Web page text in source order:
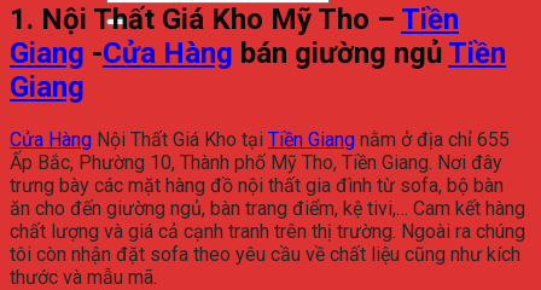
1. Nội Thất Giá Kho Mỹ Tho – Tiền
Giang -Cửa Hàng bán giường ngủ Tiền
Giang
Cửa Hàng Nội Thất Giá Kho tại Tiền Giang nằm ở địa chỉ 655
Ấp Bắc, Phường 10, Thành phố Mỹ Tho, Tiền Giang. Nơi đây
trưng bày các mặt hàng đồ nội thất gia đình từ sofa, bộ bàn
ăn cho đến giường ngủ, bàn trang điểm, kệ tivi,… Cam kết hàng
chất lượng và giá cả cạnh tranh trên thị trường. Ngoài ra chúng
tôi còn nhận đặt sofa theo yêu cầu về chất liệu cũng như kích
thước và mẫu mã.